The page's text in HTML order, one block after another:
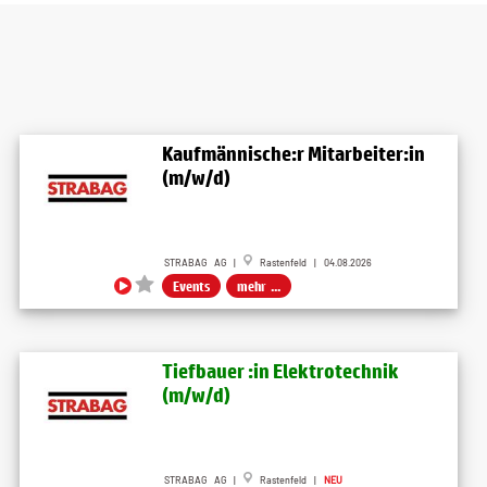
Kaufmännische:r Mitarbeiter:in
(m/w/d)
STRABAG AG | Rastenfeld | 04.08.2026
Events mehr ...
Tiefbauer :in Elektrotechnik
(m/w/d)
STRABAG AG | Rastenfeld | NEU